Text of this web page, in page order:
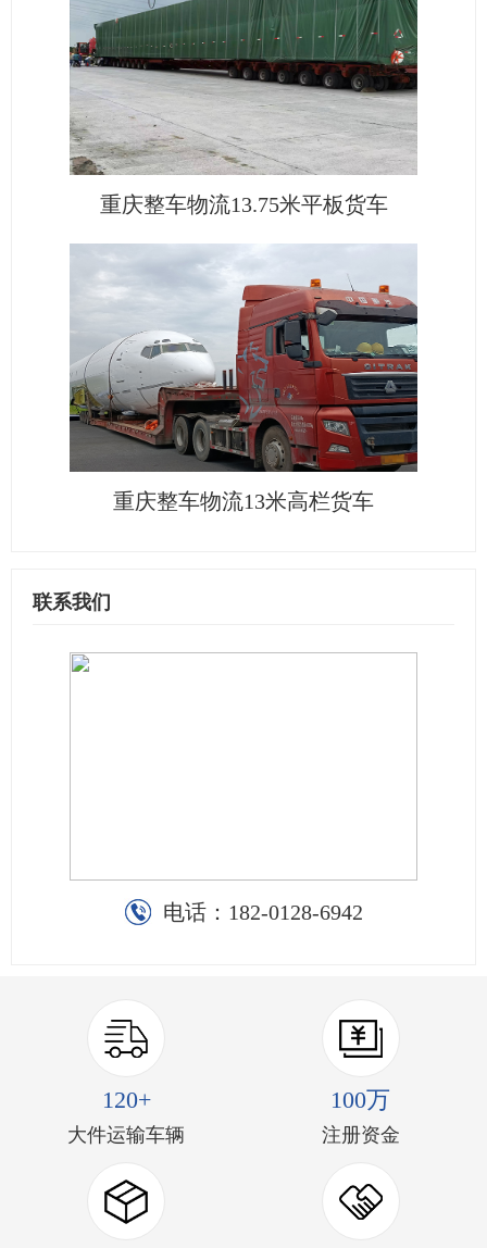
重庆整车物流13.75米平板货车
重庆整车物流13米高栏货车
联系我们
电话： 182-0128-6942
120+
大件运输车辆
100万
注册资金